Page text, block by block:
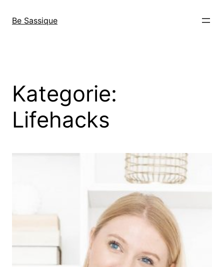
zumBe Sassique
Kategorie:
Lifehacks